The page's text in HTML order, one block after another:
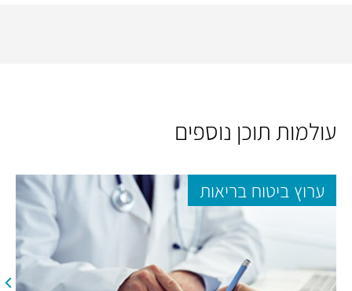
עולמות תוכן נוספים
ערוץ ביטוח בריאות